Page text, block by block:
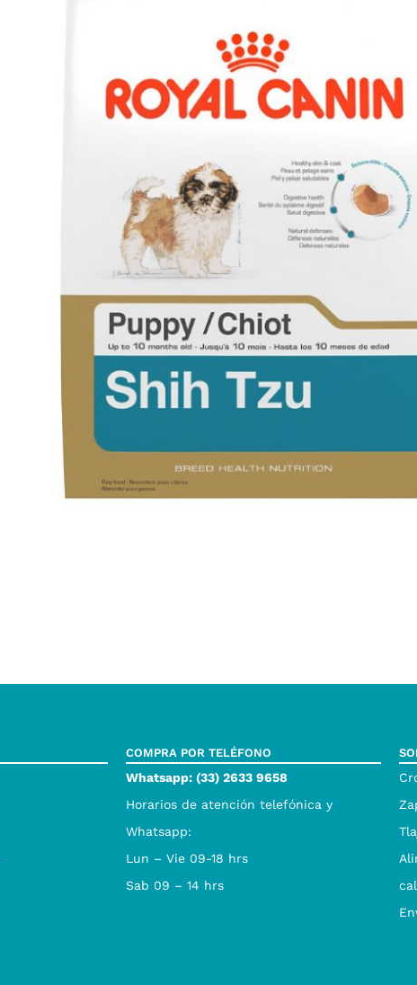
COMPRA POR TELÉFONO
Whatsapp: (33) 2633 9658
Horarios de atención telefónica y
Whatsapp:
Lun – Vie 09-18 hrs
Sab 09 – 14 hrs